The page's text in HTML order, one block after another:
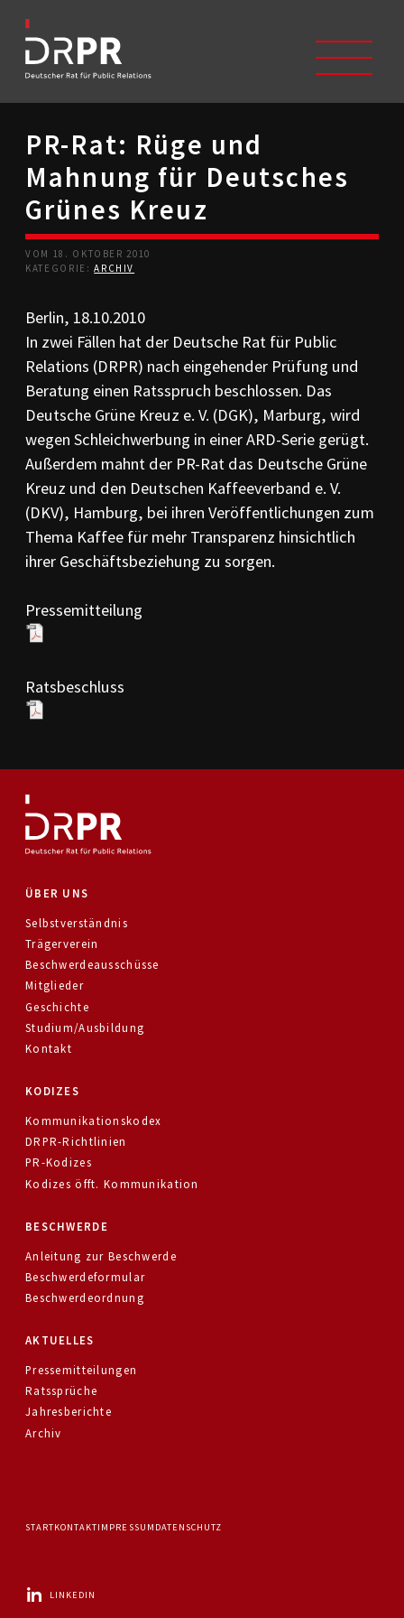
START
ÜBER UNS
Selbstverständnis
Trägerverein
Beschwerdeausschüsse
Mitglieder
Geschichte
Kontakt
KODIZES
Kommunikationskodex
DRPR-Richtlinien
PR-Kodizes
Kodizes öfft. Kommunikation
BESCHWERDE
Anleitung zur Beschwerde
Beschwerdeformular
Beschwerdeordnung
AKTUELLES
Ratssprüche
PR-Rat: Rüge und
Mahnung für Deutsches
Grünes Kreuz
VOM 18. OKTOBER 2010
KATEGORIE:ARCHIV
Berlin, 18.10.2010
In zwei Fällen hat der Deutsche Rat für Public
Relations (DRPR) nach eingehender Prüfung und
Beratung einen Ratsspruch beschlossen. Das
Deutsche Grüne Kreuz e. V. (DGK), Marburg, wird
wegen Schleichwerbung in einer ARD-Serie gerügt.
Außerdem mahnt der PR-Rat das Deutsche Grüne
Kreuz und den Deutschen Kaffeeverband e. V.
(DKV), Hamburg, bei ihren Veröffentlichungen zum
Thema Kaffee für mehr Transparenz hinsichtlich
ihrer Geschäftsbeziehung zu sorgen.
Pressemitteilung
Ratsbeschluss
ÜBER UNS
Selbstverständnis
Trägerverein
Beschwerdeausschüsse
Mitglieder
Geschichte
Studium/Ausbildung
Kontakt
KODIZES
Kommunikationskodex
DRPR-Richtlinien
PR-Kodizes
Kodizes öfft. Kommunikation
BESCHWERDE
Anleitung zur Beschwerde
Beschwerdeformular
Beschwerdeordnung
AKTUELLES
Pressemitteilungen
Ratssprüche
Jahresberichte
Archiv
STARTKONTAKTIMPRESSUM DATENSCHUTZ
LINKEDIN